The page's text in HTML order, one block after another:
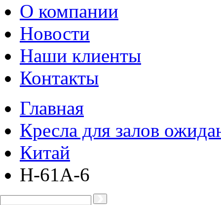
О компании
Новости
Наши клиенты
Контакты
Главная
Кресла для залов
Китай
H-61A-6